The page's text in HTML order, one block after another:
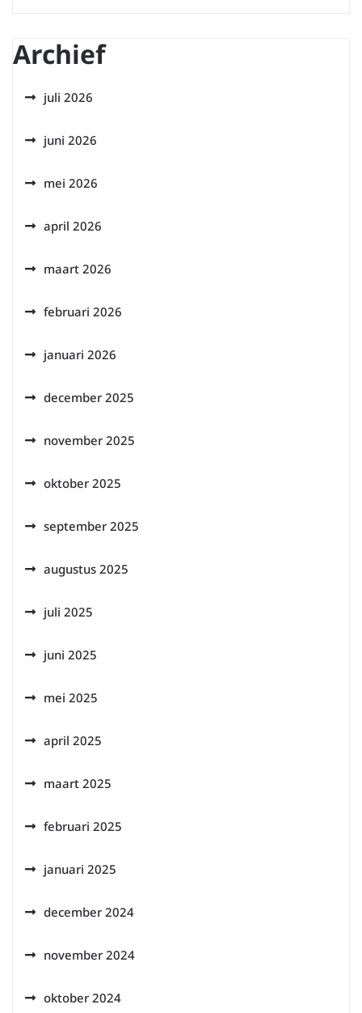
Archief
juli 2026
juni 2026
mei 2026
april 2026
maart 2026
februari 2026
januari 2026
december 2025
november 2025
oktober 2025
september 2025
augustus 2025
juli 2025
juni 2025
mei 2025
april 2025
maart 2025
februari 2025
januari 2025
december 2024
november 2024
oktober 2024